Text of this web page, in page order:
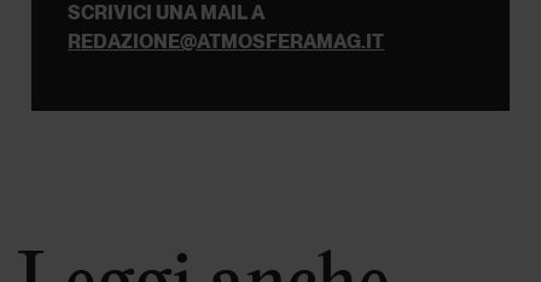
SCRIVICI UNA MAIL A
REDAZIONE@ATMOSFERAMAG.IT